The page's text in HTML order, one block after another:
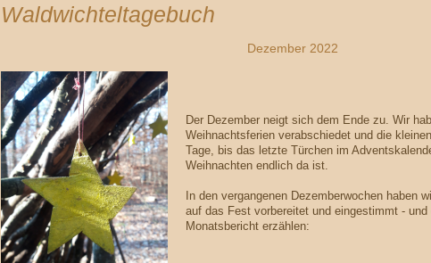
Waldwichteltagebuch
Dezember 2022
Der Dezember neigt sich dem Ende zu. Wir
Weihnachtsferien verabschiedet und die
Tage, bis das letzte Türchen im
Weihnachten endlich da ist.
In den vergangenen Dezemberwochen haben
auf das Fest vorbereitet und eingestimmt -
Monatsbericht erzählen: